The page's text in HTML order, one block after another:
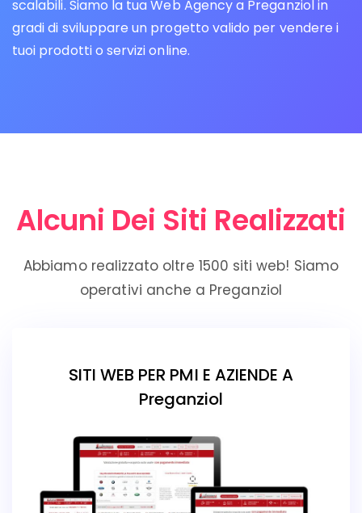
scalabili. Siamo la tua Web Agency a Preganziol in
gradi di sviluppare un progetto valido per vendere i
tuoi prodotti o servizi online.
Alcuni Dei Siti Realizzati
Abbiamo realizzato oltre 1500 siti web! Siamo
operativi anche a Preganziol
SITI WEB PER PMI E AZIENDE A
Preganziol